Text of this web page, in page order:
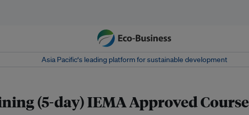
Asia Pacific‘s leading platform for sustainable development
(5-day) IEMA Approved Course